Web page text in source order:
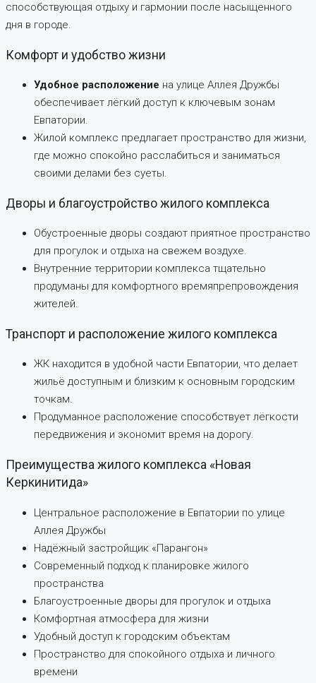
способствующая отдыху и гармонии после насыщенного
дня в городе.
Комфорт и удобство жизни
Удобное расположение на улице Аллея Дружбы
обеспечивает лёгкий доступ к ключевым зонам
Евпатории.
Жилой комплекс предлагает пространство для жизни,
где можно спокойно расслабиться и заниматься
своими делами без суеты.
Дворы и благоустройство жилого комплекса
Обустроенные дворы создают приятное пространство
для прогулок и отдыха на свежем воздухе.
Внутренние территории комплекса тщательно
продуманы для комфортного времяпрепровождения
жителей.
Транспорт и расположение жилого комплекса
ЖК находится в удобной части Евпатории, что делает
жильё доступным и близким к основным городским
точкам.
Продуманное расположение способствует лёгкости
передвижения и экономит время на дорогу.
Преимущества жилого комплекса «Новая
Керкинитида»
Центральное расположение в Евпатории по улице
Аллея Дружбы
Надёжный застройщик «Парангон»
Современный подход к планировке жилого
пространства
Благоустроенные дворы для прогулок и отдыха
Комфортная атмосфера для жизни
Удобный доступ к городским объектам
Пространство для спокойного отдыха и личного
времени